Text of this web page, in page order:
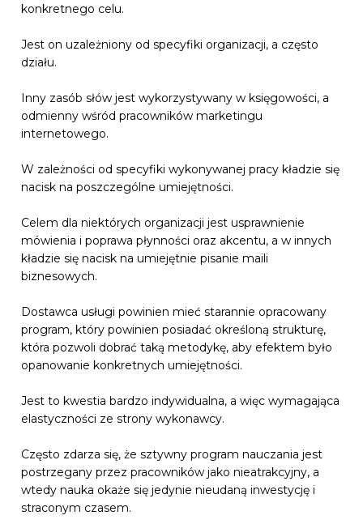
konkretnego celu.
Jest on uzależniony od specyfiki organizacji, a często
działu.
Inny zasób słów jest wykorzystywany w księgowości, a
odmienny wśród pracowników marketingu
internetowego.
W zależności od specyfiki wykonywanej pracy kładzie się
nacisk na poszczególne umiejętności.
Celem dla niektórych organizacji jest usprawnienie
mówienia i poprawa płynności oraz akcentu, a w innych
kładzie się nacisk na umiejętnie pisanie maili
biznesowych.
Dostawca usługi powinien mieć starannie opracowany
program, który powinien posiadać określoną strukturę,
która pozwoli dobrać taką metodykę, aby efektem było
opanowanie konkretnych umiejętności.
Jest to kwestia bardzo indywidualna, a więc wymagająca
elastyczności ze strony wykonawcy.
Często zdarza się, że sztywny program nauczania jest
postrzegany przez pracowników jako nieatrakcyjny, a
wtedy nauka okaże się jedynie nieudaną inwestycję i
straconym czasem.